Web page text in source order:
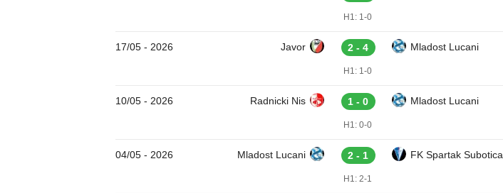
H1: 1-0
17/05 - 2026 Javor 2 - 4 Mladost Lucani
H1: 1-0
10/05 - 2026 Radnicki Nis 1 - 0 Mladost Lucani
H1: 0-0
04/05 - 2026 Mladost Lucani 2 - 1 FK Spartak Subotica
H1: 2-1